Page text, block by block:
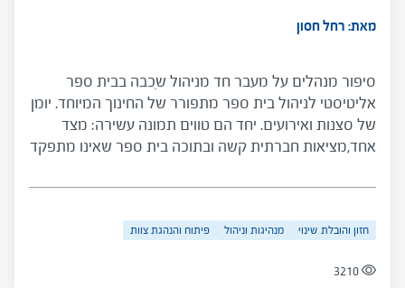
מאת: רחל חסון
סיפור מנהלים על מעבר חד מניהול שִכבה בבית ספר
אליטיסטי לניהול בית ספר מתפורר של החינוך המיוחד. יומן
של סצנות ואירועים. יחד הם טווים תמונה עשירה: מצד
אחד,מציאות חברתית קשה ובתוכה בית ספר שאינו מתפקד
ומקצועיות בהפיכת בית הספר למוסד חינוכי בעל הישגים.
מבחינת מורים, תלמידים, נורמות ומבנים ארגוניים ומספק
מנהלים המעוניינים לעסוק בסוגיות של בתי ספר
חזון והובלת שינוי מנהיגות וניהול פיתוח והנהגת צוות
3210